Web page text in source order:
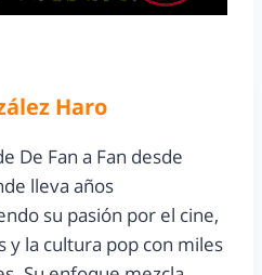
Haro
De Fan a Fan desde
lleva años
su pasión por el cine,
y la cultura pop con miles